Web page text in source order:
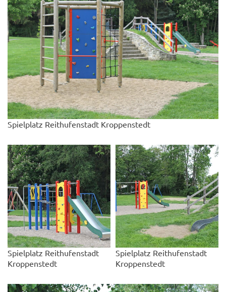
Spielplatz Reithufenstadt Kroppenstedt
Spielplatz Reithufenstadt
Kroppenstedt
Spielplatz Reithufenstadt
Kroppenstedt